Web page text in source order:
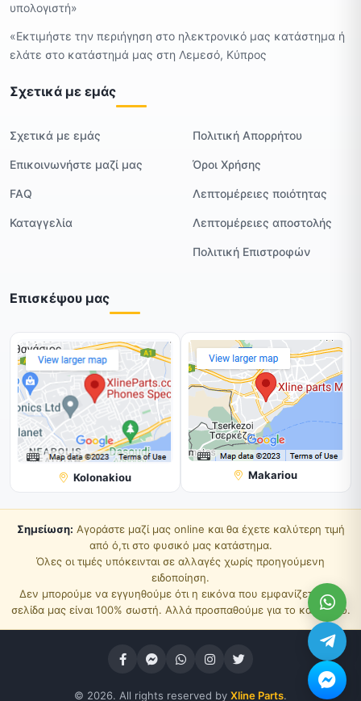
υπολογιστή»
«Εκτιμήστε την περιήγηση στο ηλεκτρονικό μας κατάστημα ή
ελάτε στο κατάστημά μας στη Λεμεσό, Κύπρος
Σχετικά με εμάς
Σχετικά με εμάς
Επικοινωνήστε μαζί μας
FAQ
Καταγγελία
Πολιτική Απορρήτου
Όροι Χρήσης
Λεπτομέρειες ποιότητας
Λεπτομέρειες αποστολής
Πολιτική Επιστροφών
Επισκέψου μας
Kolonakiou Makariou
Σημείωση: Αγοράστε μαζί μας online και θα έχετε καλύτερη τιμή
από ό,τι στο φυσικό μας κατάστημα.
Όλες οι τιμές υπόκεινται σε αλλαγές χωρίς προηγούμενη
ειδοποίηση.
Δεν μπορούμε να εγγυηθούμε ότι η εικόνα που εμφανίζεται στη
σελίδα μας είναι 100% σωστή. Αλλά προσπαθούμε για το καλύτερο.
© 2026. All rights reserved by Xline Parts.